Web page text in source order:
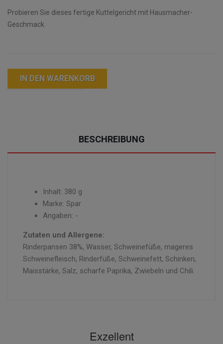
Probieren Sie dieses fertige Kuttelgericht mit Hausmacher-
Geschmack.
IN DEN WARENKORB
BESCHREIBUNG
Inhalt: 380 g
Marke: Spar
Angaben: -
Zutaten und Allergene:
Rinderpansen 38%, Wasser, Schweinefüße, mageres
Schweinefleisch, Rinderfüße, Schweinefett, Schinken,
Maisstärke, Salz, scharfe Paprika, Zwiebeln und Chili.
Exzellent